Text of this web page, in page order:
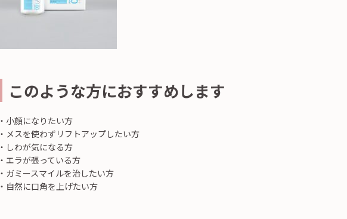
このような方におすすめします
・小顔になりたい方
・メスを使わずリフトアップしたい方
・しわが気になる方
・エラが張っている方
・ガミースマイルを治したい方
・自然に口角を上げたい方